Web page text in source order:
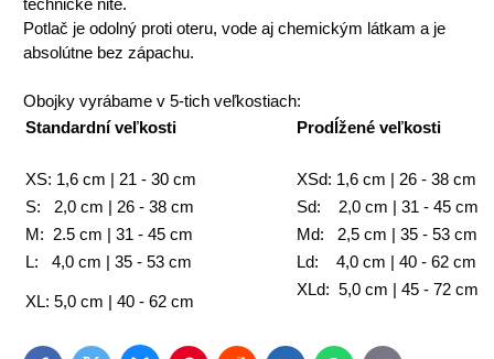
technické nite.
Potlač je odolný proti oteru, vode aj chemickým látkam a je
absolútne bez zápachu.
Obojky vyrábame v 5-tich veľkostiach:
Standardní veľkosti
Prodĺžené veľkosti
XS: 1,6 cm | 21 - 30 cm
XSd: 1,6 cm | 26 - 38 cm
S: 2,0 cm | 26 - 38 cm
Sd: 2,0 cm | 31 - 45 cm
M: 2.5 cm | 31 - 45 cm
Md: 2,5 cm | 35 - 53 cm
L: 4,0 cm | 35 - 53 cm
Ld: 4,0 cm | 40 - 62 cm
XL: 5,0 cm | 40 - 62 cm
XLd: 5,0 cm | 45 - 72 cm